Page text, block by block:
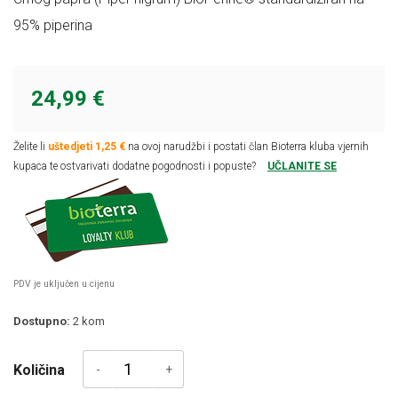
95% piperina
24,99 €
Želite li uštedjeti 1,25 € na ovoj narudžbi i postati član Bioterra kluba vjernih
kupaca te ostvarivati dodatne pogodnosti i popuste?
UČLANITE SE
PDV je uključen u cijenu
Dostupno: 2 kom
Količina